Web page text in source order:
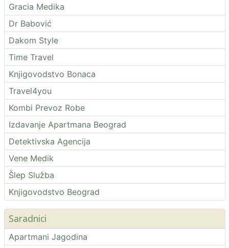
Gracia Medika
Dr Babović
Dakom Style
Time Travel
Knjigovodstvo Bonaca
Travel4you
Kombi Prevoz Robe
Izdavanje Apartmana Beograd
Detektivska Agencija
Vene Medik
Šlep Služba
Knjigovodstvo Beograd
Saradnici
Apartmani Jagodina